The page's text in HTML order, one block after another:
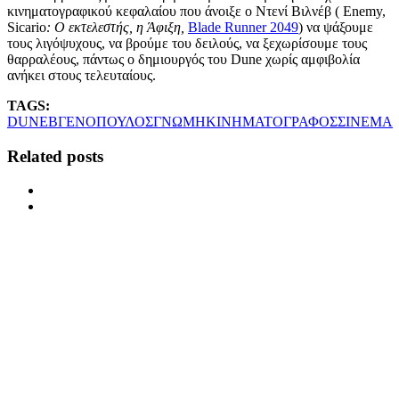
κινηματογραφικού κεφαλαίου που άνοιξε ο Ντενί Βιλνέβ ( Enemy,
Sicario: O εκτελεστής, η Άφιξη, Blade Runner 2049) να ψάξουμε
τους λιγόψυχους, να βρούμε του δειλούς, να ξεχωρίσουμε τους
θαρραλέους, πάντως ο δημιουργός του Dune χωρίς αμφιβολία
ανήκει στους τελευταίους.
TAGS:
DUNEΒΓΕΝΟΠΟΥΛΟΣΓΝΩΜΗΚΙΝΗΜΑΤΟΓΡΑΦΟΣΣΙΝΕΜΑ
Related posts